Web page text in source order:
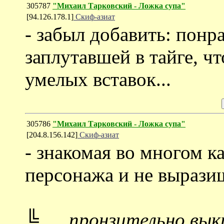
305787 "Михаил Тарковский - Ложка супа"
[94.126.178.1] Скиф-азиат
- забыл добавить:
заплутавшей в тайге,
умелых вставок...
305786 "Михаил Тарковский - Ложка супа"
[204.8.156.142] Скиф-азиат
- знакомая во многом
персонажа и не